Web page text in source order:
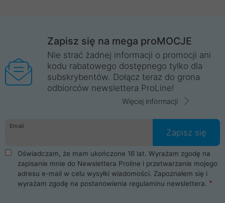
Zapisz się na mega proMOCJE
Nie strać żadnej informacji o promocji ani
kodu rabatowego dostępnego tylko dla
subskrybentów. Dołącz teraz do grona
odbiorców newslettera ProLine!
Więcej informacji
Email
Zapisz się
Oświadczam, że mam ukończone 16 lat. Wyrażam zgodę na
zapisanie mnie do Newslettera Proline i przetwarzanie mojego
adresu e-mail w celu wysyłki wiadomości. Zapoznałem się i
wyrażam zgodę na postanowienia regulaminu newslettera.